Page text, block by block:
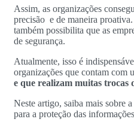
Assim, as organizações
precisão e de maneira
também possibilita que as
de segurança.
Atualmente, isso é
organizações que contam com
e que realizam muitas trocas
Neste artigo, saiba mais sobre
para a proteção das